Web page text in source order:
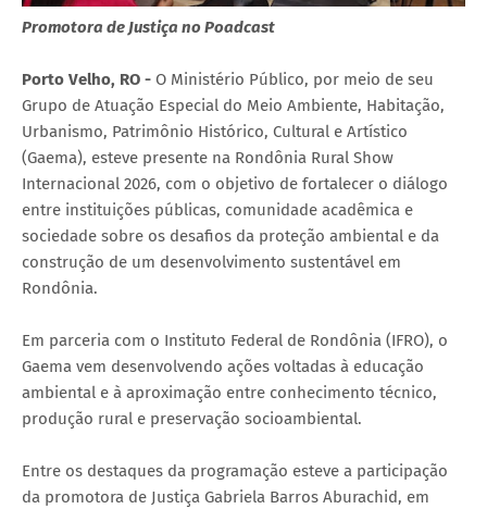
Promotora de Justiça no Poadcast
Porto Velho, RO - O Ministério Público, por meio de seu
Grupo de Atuação Especial do Meio Ambiente, Habitação,
Urbanismo, Patrimônio Histórico, Cultural e Artístico
(Gaema), esteve presente na Rondônia Rural Show
Internacional 2026, com o objetivo de fortalecer o diálogo
entre instituições públicas, comunidade acadêmica e
sociedade sobre os desafios da proteção ambiental e da
construção de um desenvolvimento sustentável em
Rondônia.
Em parceria com o Instituto Federal de Rondônia (IFRO), o
Gaema vem desenvolvendo ações voltadas à educação
ambiental e à aproximação entre conhecimento técnico,
produção rural e preservação socioambiental.
Entre os destaques da programação esteve a participação
da promotora de Justiça Gabriela Barros Aburachid, em